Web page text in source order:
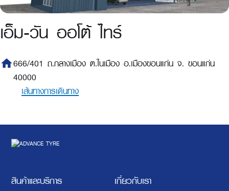
เอ็ม-วัน ออโต้ ไทร์
home666/401 ถ.กลางเมือง ต.ในเมือง อ.เมืองขอนแก่น จ. ขอนแก่น
40000
เส้นทางการเดินทาง
สินค้าและบริการ เกี่ยวกับเรา